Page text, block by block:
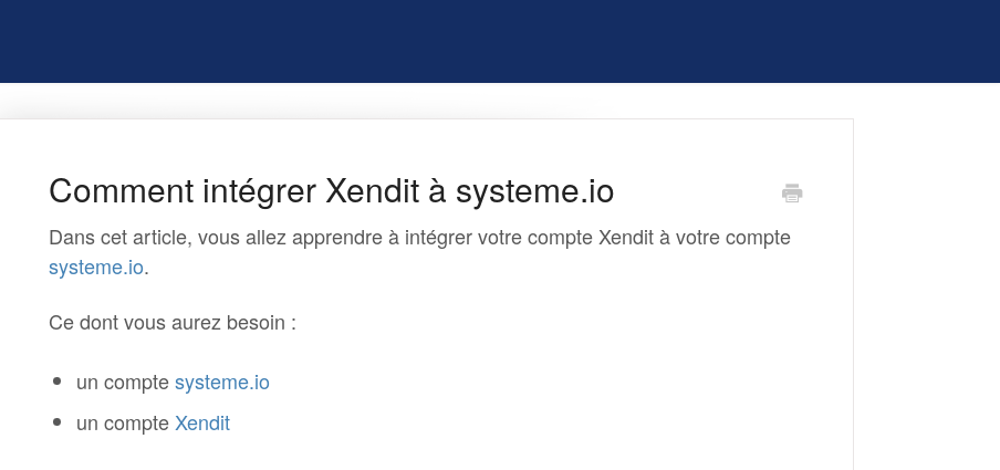
Comment intégrer Xendit à systeme.io
Dans cet article, vous allez apprendre à intégrer votre compte Xendit à votre compte
systeme.io.
Ce dont vous aurez besoin :
un comptesysteme.io
un compte Xendit